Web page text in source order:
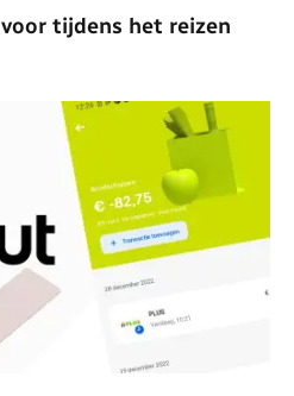
tijdens het reizen